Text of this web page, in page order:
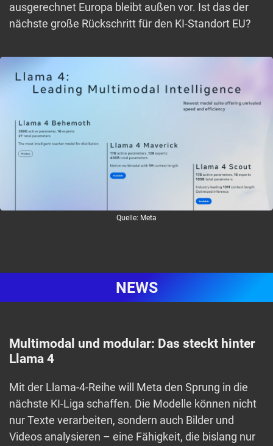
ausgerechnet Europa bleibt außen vor. Ist das der
nächste große Rückschritt für den KI-Standort EU?
Quelle: Meta
NEWS
Multimodal und modular: Das steckt hinter
Llama 4
Mit der Llama-4-Reihe will Meta den Sprung in die
nächste KI-Liga schaffen. Die Modelle können nicht
nur Texte verarbeiten, sondern auch Bilder und
Videos analysieren – eine Fähigkeit, die bislang nur